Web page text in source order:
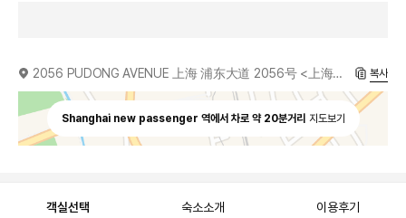
2056 PUDONG AVENUE 上海 浦东大道 2056号 <上海仁和大厦(宾馆)>, 200135 복사
Shanghai new passenger 역에서 차로 약 20분거리 지도보기
객실선택 숙소소개 이용후기